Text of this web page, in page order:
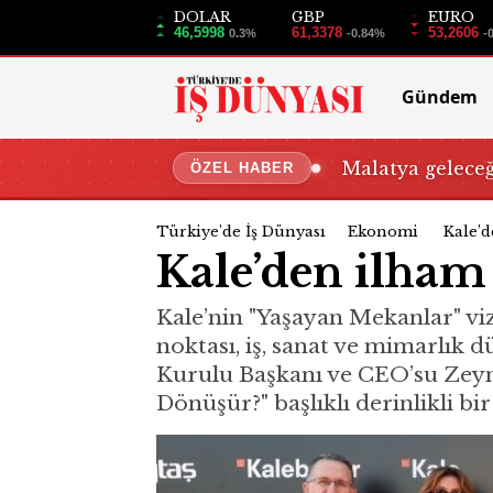
DOLAR
46,5998 0.3%
GBP
61,3378 -0.84%
EURO
53,2606 -
Gündem
ÖZEL HABER Malatya
Türkiye'de İş Dünyası Ekonomi
Kale’den ilham
Kale’nin "Yaşayan Mekanlar"
noktası, iş, sanat ve mimarlık
Kurulu Başkanı ve CEO’su
Dönüşür?" başlıklı derinlikli